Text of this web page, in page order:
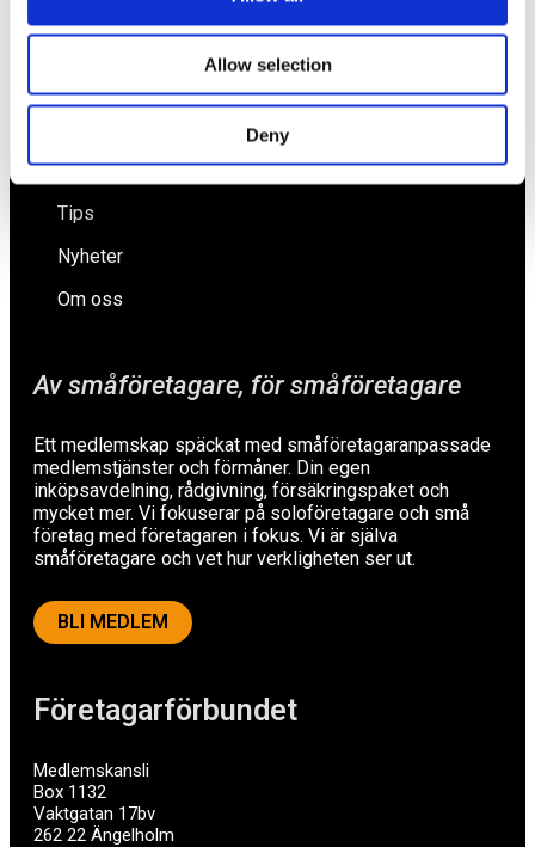
Allow selection
Deny
Företagarförbundet
Medlemskansli
Box 1132
Vaktgatan 17bv
262 22 Ängelholm
Av småföretagare, för småföretagare
Ett medlemskap späckat med småföretagaranpassade
medlemstjänster och förmåner. Din egen
inköpsavdelning, rådgivning, försäkringspaket och
mycket mer. Vi fokuserar på soloföretagare och små
företag med företagaren i fokus. Vi är själva
småföretagare och vet hur verkligheten ser ut.
BLI MEDLEM
Näringspolitik
Rådgivning
Tips
Nyheter
Om oss